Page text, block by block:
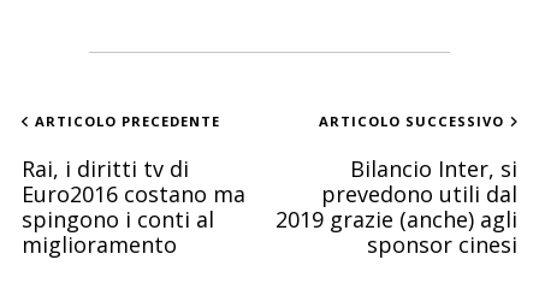
ARTICOLO PRECEDENTE
Rai, i diritti tv di
Euro2016 costano ma
spingono i conti al
miglioramento
ARTICOLO SUCCESSIVO
Bilancio Inter, si
prevedono utili dal
2019 grazie (anche) agli
sponsor cinesi